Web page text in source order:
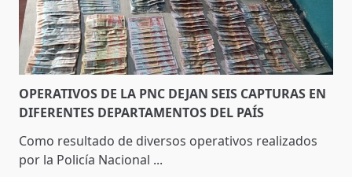
OPERATIVOS DE LA PNC DEJAN SEIS CAPTURAS EN
DIFERENTES DEPARTAMENTOS DEL PAÍS
Como resultado de diversos operativos realizados
por la Policía Nacional ...